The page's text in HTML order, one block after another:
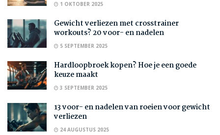
1 OKTOBER 2025
Gewicht verliezen met crosstrainer
workouts? 20 voor- en nadelen
5 SEPTEMBER 2025
Hardloopbroek kopen? Hoe je een goede
keuze maakt
3 SEPTEMBER 2025
13 voor- en nadelen van roeien voor gewicht
verliezen
24 AUGUSTUS 2025